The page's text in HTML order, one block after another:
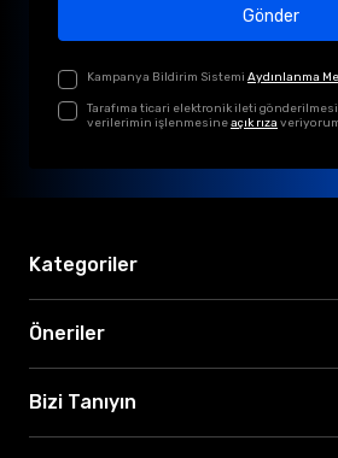
Gönder
Kampanya Bildirim Sistemi Aydınlanma
Tarafıma ticari elektronik ileti
verilerimin işlenmesineaçık rıza
Kategoriler
Öneriler
Bizi Tanıyın